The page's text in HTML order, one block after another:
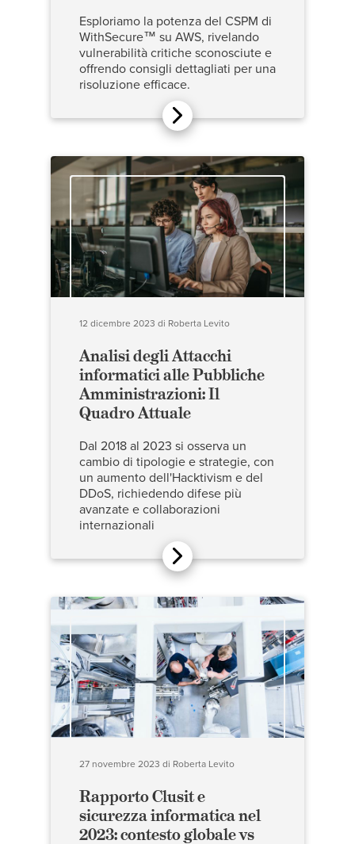
Esploriamo la potenza del CSPM di
WithSecure™ su AWS, rivelando
vulnerabilità critiche sconosciute e
offrendo consigli dettagliati per una
risoluzione efficace.
12 dicembre 2023 di Roberta Levito
Analisi degli Attacchi
informatici alle Pubbliche
Amministrazioni: Il
Quadro Attuale
Dal 2018 al 2023 si osserva un
cambio di tipologie e strategie, con
un aumento dell'Hacktivism e del
DDoS, richiedendo difese più
avanzate e collaborazioni
internazionali
27 novembre 2023 di Roberta Levito
Rapporto Clusit e
sicurezza informatica nel
2023: contesto globale vs